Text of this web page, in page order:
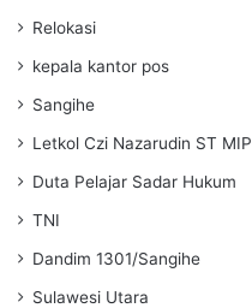
Relokasi
kepala kantor pos
Sangihe
Letkol Czi Nazarudin ST MIP
Duta Pelajar Sadar Hukum
TNI
Dandim 1301/Sangihe
Sulawesi Utara